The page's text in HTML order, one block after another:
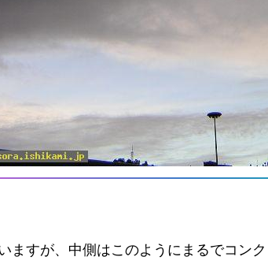
ますが、中側はこのようにまるでコン